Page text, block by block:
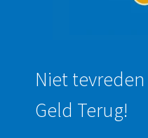
Niet
Geld Terug!